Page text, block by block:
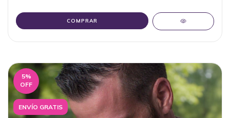
COMPRAR
5%
OFF
ENVÍO GRATIS